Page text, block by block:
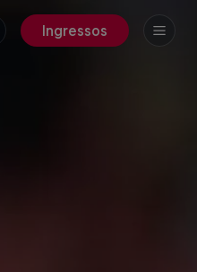
Ingressos